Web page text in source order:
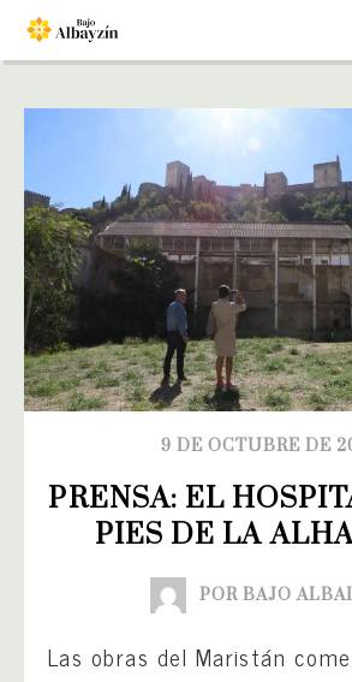
9 DE OCTUBRE DE
PRENSA: EL
PIES DE LA
POR BAJO
Las obras del Maristán